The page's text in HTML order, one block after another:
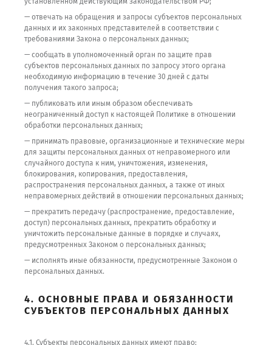
— отвечать на обращения и запросы субъектов персональных
данных и их законных представителей в соответствии с
требованиями Закона о персональных данных;
— сообщать в уполномоченный орган по защите прав
субъектов персональных данных по запросу этого органа
необходимую информацию в течение 30 дней с даты
получения такого запроса;
— публиковать или иным образом обеспечивать
неограниченный доступ к настоящей Политике в отношении
обработки персональных данных;
— принимать правовые, организационные и технические меры
для защиты персональных данных от неправомерного или
случайного доступа к ним, уничтожения, изменения,
блокирования, копирования, предоставления,
распространения персональных данных, а также от иных
неправомерных действий в отношении персональных данных;
— прекратить передачу (распространение, предоставление,
доступ) персональных данных, прекратить обработку и
уничтожить персональные данные в порядке и случаях,
предусмотренных Законом о персональных данных;
— исполнять иные обязанности, предусмотренные Законом о
персональных данных.
4. ОСНОВНЫЕ ПРАВА И ОБЯЗАННОСТИ
СУБЪЕКТОВ ПЕРСОНАЛЬНЫХ ДАННЫХ
4.1. Субъекты персональных данных имеют право: